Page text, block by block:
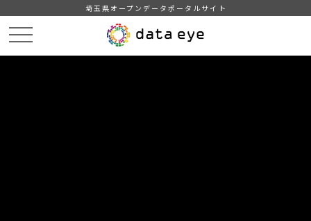
埼玉県オープンデータポータルサイト